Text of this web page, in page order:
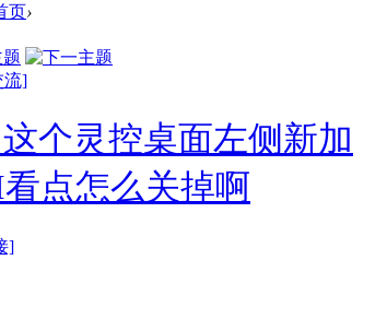
页›
流]
个灵控桌面左侧新加
点怎么关掉啊
]